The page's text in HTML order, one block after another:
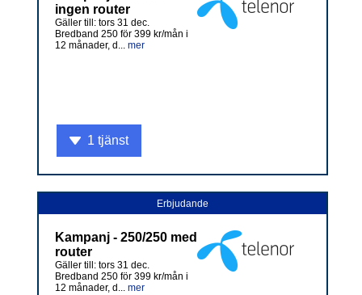
ingen router
Gäller till: tors 31 dec.
Bredband 250 för 399 kr/mån i
12 månader, d... mer
1 tjänst
Erbjudande
Kampanj - 250/250 med
router
Gäller till: tors 31 dec.
Bredband 250 för 399 kr/mån i
12 månader, d... mer